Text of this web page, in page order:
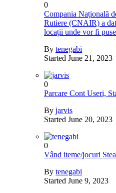
0
Compania Națională
Rutiere (CNAIR) a
locații unde vor fi
By tenegabi
Started June 21, 2023
0
Parcare Cont Useri,
By jarvis
Started June 20, 2023
0
Vând iteme/jocuri
By tenegabi
Started June 9, 2023